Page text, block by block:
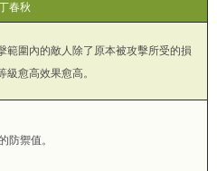
春秋
範圍內的敵人除了原本被攻擊所受的損
級愈高效果愈高。
防禦值。